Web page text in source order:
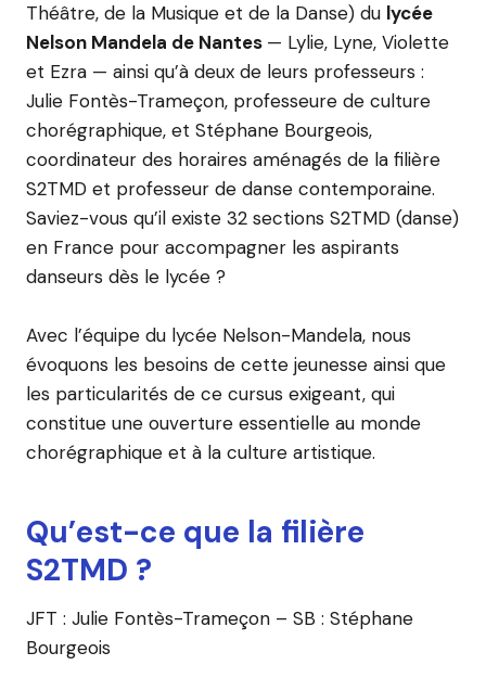
Théâtre, de la Musique et de la Danse) du lycée
Nelson Mandela de Nantes — Lylie, Lyne, Violette
et Ezra — ainsi qu’à deux de leurs professeurs :
Julie Fontès-Trameçon, professeure de culture
chorégraphique, et Stéphane Bourgeois,
coordinateur des horaires aménagés de la filière
S2TMD et professeur de danse contemporaine.
Saviez-vous qu’il existe 32 sections S2TMD (danse)
en France pour accompagner les aspirants
danseurs dès le lycée ?
Avec l’équipe du lycée Nelson-Mandela, nous
évoquons les besoins de cette jeunesse ainsi que
les particularités de ce cursus exigeant, qui
constitue une ouverture essentielle au monde
chorégraphique et à la culture artistique.
Qu’est-ce que la filière
S2TMD ?
JFT : Julie Fontès-Trameçon – SB : Stéphane
Bourgeois